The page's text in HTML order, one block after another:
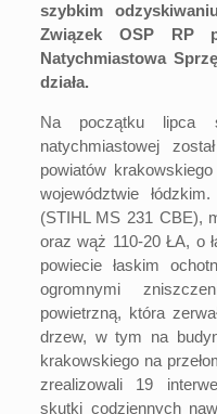
szybkim
Związek OSP RP
Natychmiastowa
działa.
Na początku lipca
natychmiastowej
powiatów
województwie
(STIHL MS 231 CBE),
oraz wąż 110-20 ŁA, o
powiecie łaskim
ogromnymi
powietrzną, która
drzew, w tym na
krakowskiego na
zrealizowali 19
skutki codziennych